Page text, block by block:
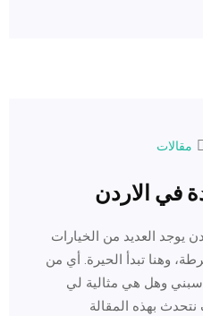
مقالات
في الاردن
يوجد العديد من الخيارات
وهنا تبدأ الحيرة. أي من
وهل هي مثالية لي
بهذه المقالة